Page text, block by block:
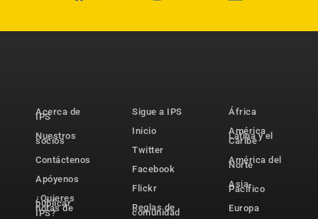
Acerca de
IPS
Nuestros
socios
Contáctenos
Apóyenos
¿Quieres
publicar
notas de
IPS?
Sigue a IPS
Inicio
Twitter
Facebook
Flickr
Reglas de
comunidad
África
América
Latina y el
Caribe
América del
Norte
Asia-
Pacífico
Europa